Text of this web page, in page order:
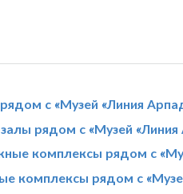
с «Музей «Линия
рядом с «Музей
комплексы рядом с
комплексы рядом с